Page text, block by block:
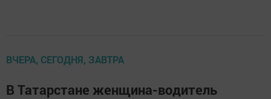
ВЧЕРА, СЕГОДНЯ, ЗАВТРА
В Татарстане женщина-водитель